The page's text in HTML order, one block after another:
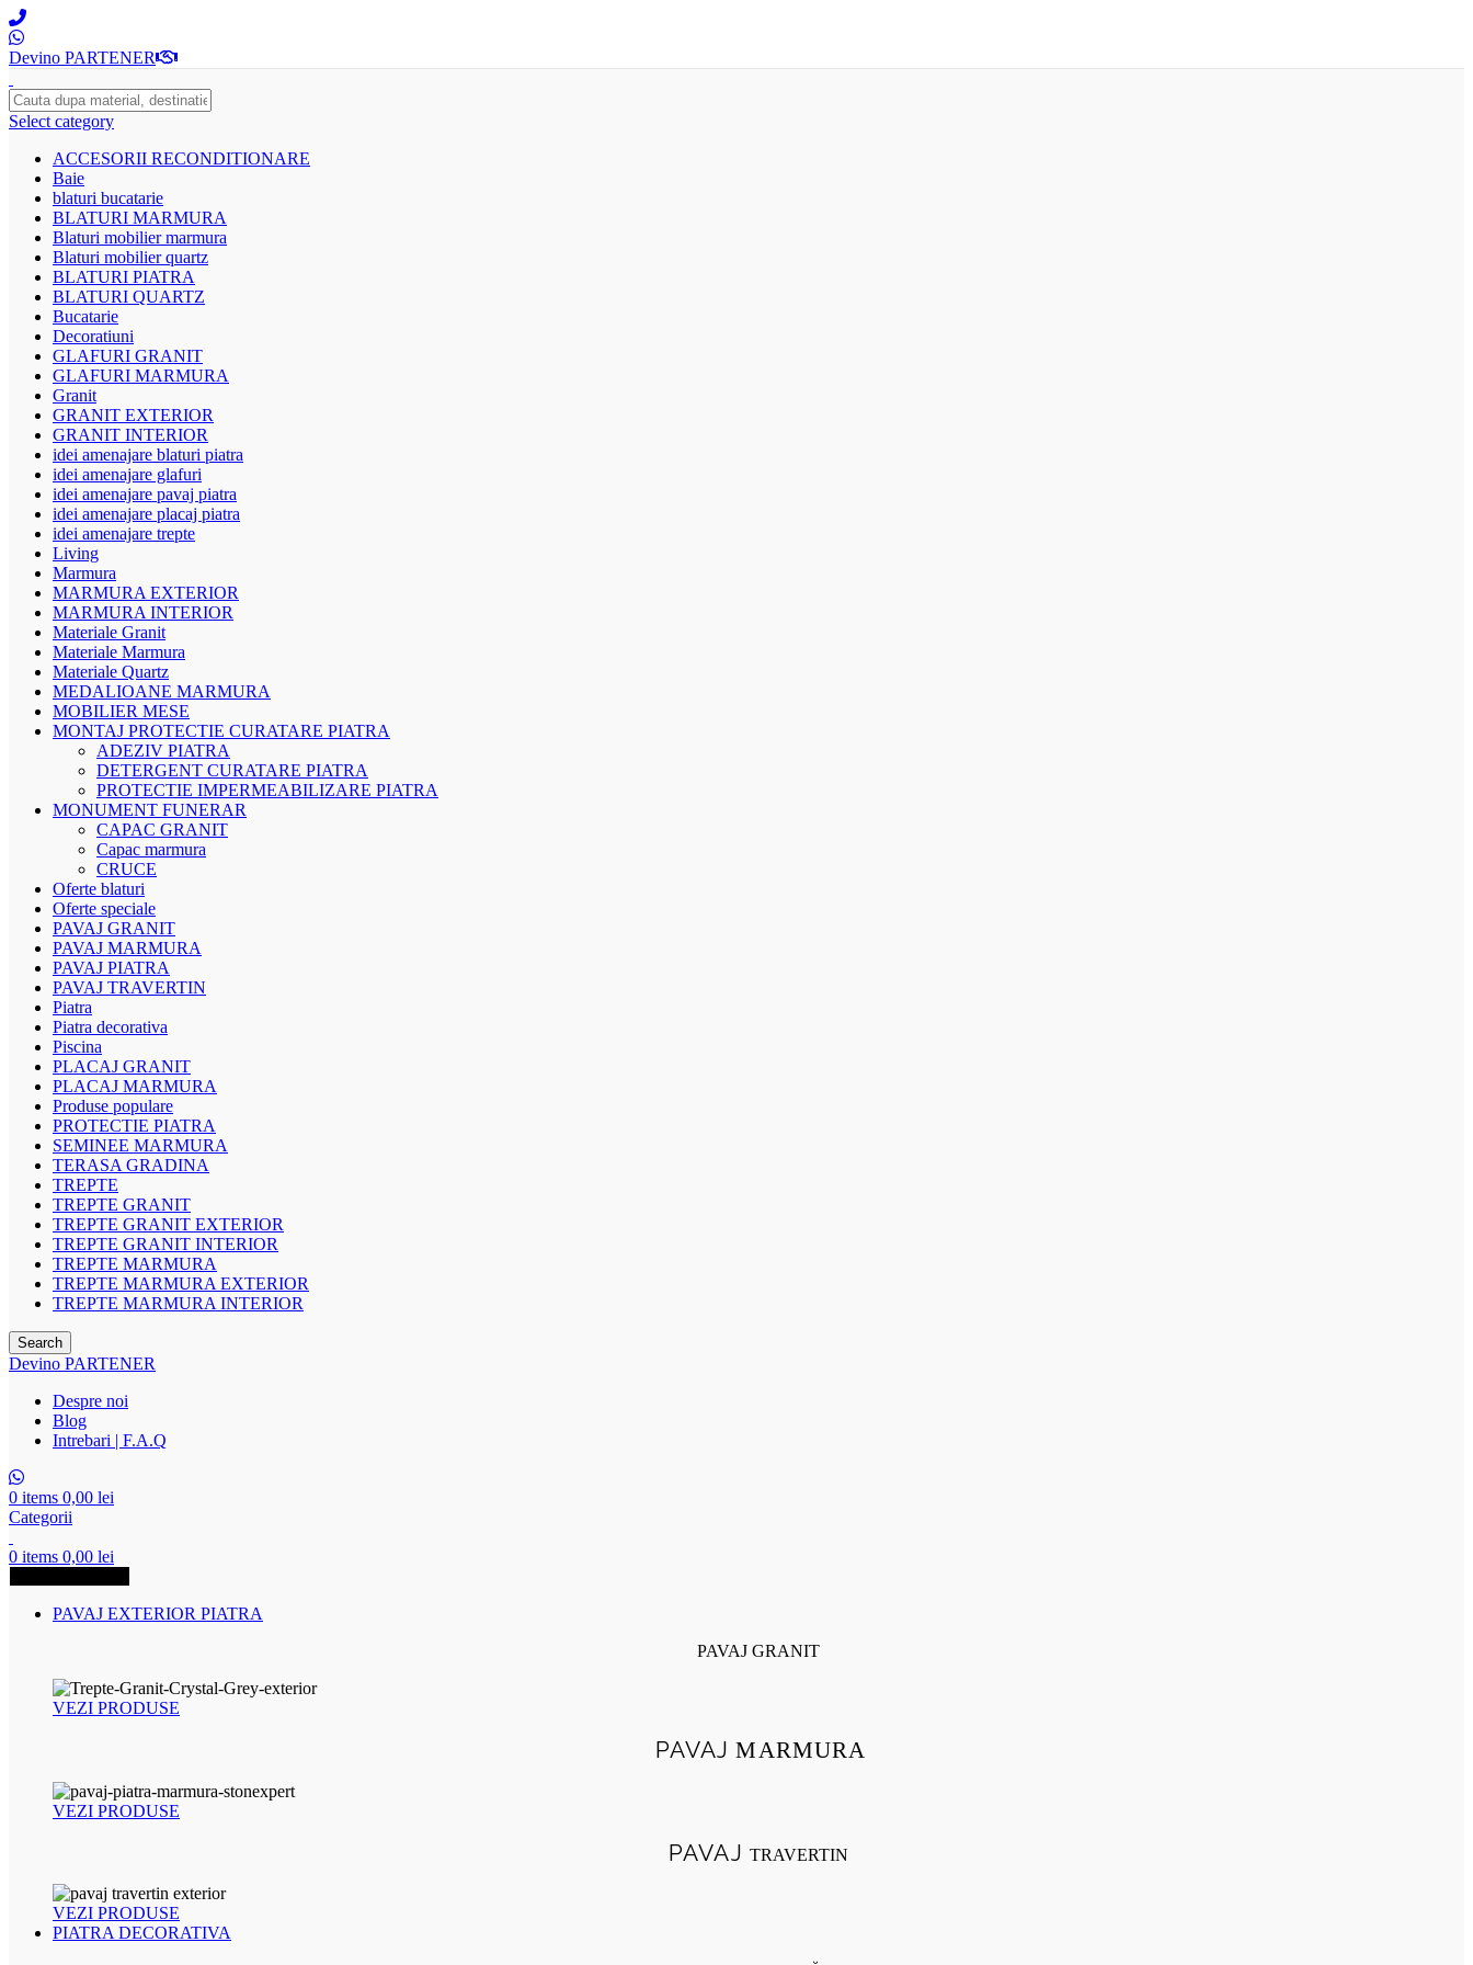
Devino PARTENER
Select category
ACCESORII RECONDITIONARE
Baie
blaturi bucatarie
BLATURI MARMURA
Blaturi mobilier marmura
Blaturi mobilier quartz
BLATURI PIATRA
BLATURI QUARTZ
Bucatarie
Decoratiuni
GLAFURI GRANIT
GLAFURI MARMURA
Granit
GRANIT EXTERIOR
GRANIT INTERIOR
idei amenajare blaturi piatra
idei amenajare glafuri
idei amenajare pavaj piatra
idei amenajare placaj piatra
idei amenajare trepte
Living
Marmura
MARMURA EXTERIOR
MARMURA INTERIOR
Materiale Granit
Materiale Marmura
Materiale Quartz
MEDALIOANE MARMURA
MOBILIER MESE
MONTAJ PROTECTIE CURATARE PIATRA
ADEZIV PIATRA
DETERGENT CURATARE PIATRA
PROTECTIE IMPERMEABILIZARE PIATRA
MONUMENT FUNERAR
CAPAC GRANIT
Capac marmura
CRUCE
Oferte blaturi
Oferte speciale
PAVAJ GRANIT
PAVAJ MARMURA
PAVAJ PIATRA
PAVAJ TRAVERTIN
Piatra
Piatra decorativa
Piscina
PLACAJ GRANIT
PLACAJ MARMURA
Produse populare
PROTECTIE PIATRA
SEMINEE MARMURA
TERASA GRADINA
TREPTE
TREPTE GRANIT
TREPTE GRANIT EXTERIOR
TREPTE GRANIT INTERIOR
TREPTE MARMURA
TREPTE MARMURA EXTERIOR
TREPTE MARMURA INTERIOR
Search
Devino PARTENER
Despre noi
Blog
Intrebari | F.A.Q
0 items 0,00 lei
Categorii
0 items 0,00 lei
PAVAJ EXTERIOR PIATRA
PAVAJ GRANIT
VEZI PRODUSE
PAVAJ MARMURA
VEZI PRODUSE
PAVAJ TRAVERTIN
VEZI PRODUSE
PIATRA DECORATIVA